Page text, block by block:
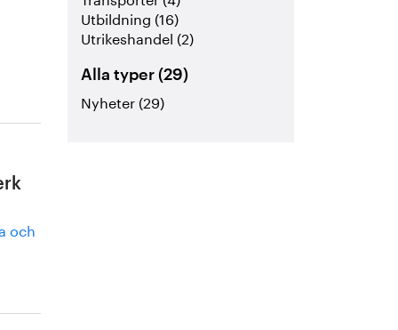
och
Utbildning (16)
Utrikeshandel (2)
Alla typer (29)
Nyheter (29)